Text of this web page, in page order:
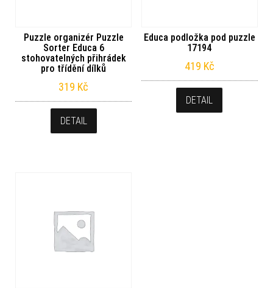
Puzzle organizér Puzzle
Sorter Educa 6
stohovatelných přihrádek
pro třídění dílků
319 Kč
DETAIL
Educa podložka pod puzzle
17194
419 Kč
DETAIL